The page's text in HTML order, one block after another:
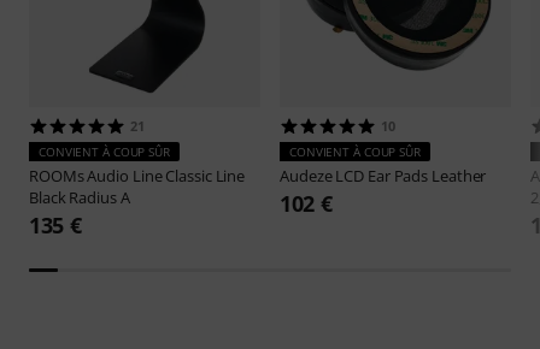
21
CONVIENT À COUP SÛR
ROOMs Audio LineClassic Line
Black Radius A
135 €
10
CONVIENT À COUP SÛR
AudezeLCD Ear Pads Leather
102 €